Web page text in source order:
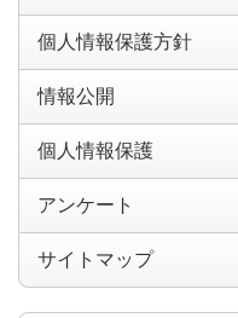
個人情報保護方針
情報公開
個人情報保護
アンケート
サイトマップ